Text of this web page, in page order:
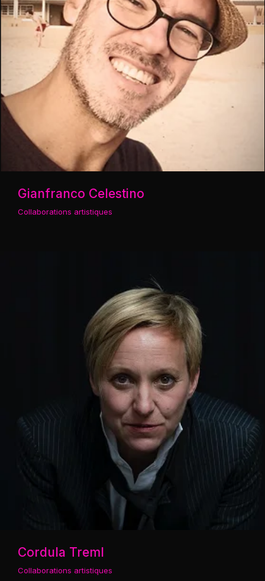
Gianfranco Celestino
Collaborations artistiques
Cordula Treml
Collaborations artistiques